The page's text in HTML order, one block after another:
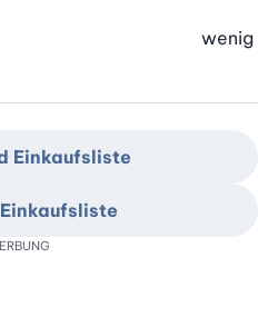
wenig
Einkaufsliste